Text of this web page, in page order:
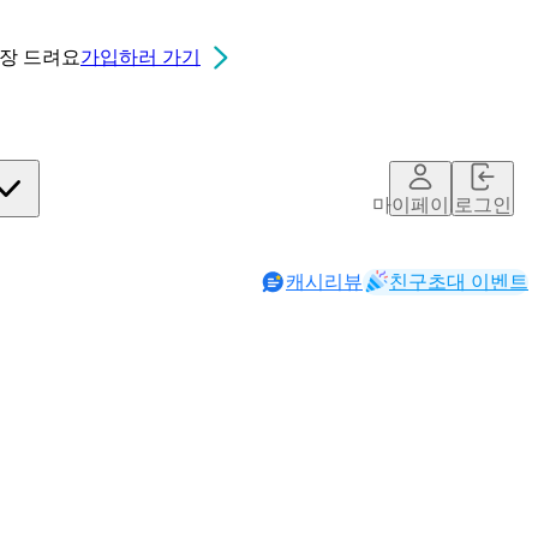
드려요가입하러 가기
마이페이지로그인
캐시리뷰 친구초대 이벤트